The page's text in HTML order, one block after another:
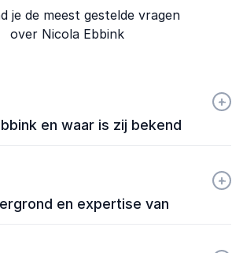
je de meest gestelde vragen
over Nicola Ebbink
en waar is zij bekend
+
-
en expertise van
+
-